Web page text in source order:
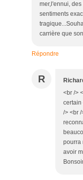
mer,l'ennui,
sentiments
carrière que
Répondre
R
<br />
certain
/> <br
pourra
avoir